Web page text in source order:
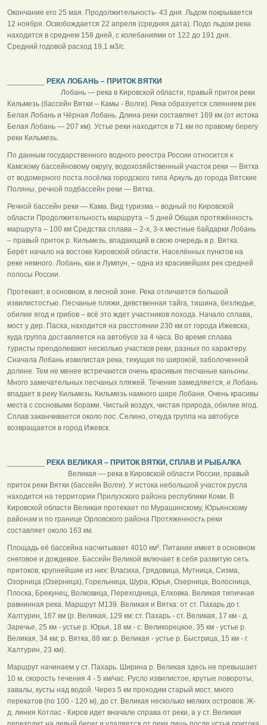
Окончание его 25 мая. Продолжительность- 43 дня. Льдом покрывается
12 ноября. Освобождается 22 апреля (средняя дата). Подо льдом река
находится в среднем 158 дней, с колебаниями от 122 до 191 дня.
Средний годовой расход 19,1 м3/с.
РЕКА ЛОБАНЬ – ПРИТОК ВЯТКИ
Лобань — река в Кировской области, правый приток реки
Кильмезь (бассейн Вятки – Камы - Волги). Река образуется слиянием рек
Белая Лобань и Чёрная Лобань. Длина реки составляет 169 км (от истока
Белая Лобань — 207 км). Устье реки находится в 71 км по правому берегу
реки Кильмезь.
По данным государственного водного реестра России относится к
Камскому бассейновому округу, водохозяйственный участок реки — Вятка
от водомерного поста посёлка городского типа Аркуль до города Вятские
Поляны, речной подбассейн реки — Вятка.
Речной бассейн реки — Кама. Вид туризма – водный по Кировской
области Продолжительность маршрута – 5 дней Общая протяжённость
маршрута – 100 км Средства сплава – 2-х, 3-х местные байдарки Лобань
– правый приток р. Кильмезь, впадающий в свою очередь в р. Вятка.
Берёт начало на востоке Кировской области. Населённых пунктов на
реке немного. Лобань, как и Лумпун, – одна из красивейших рек средней
полосы России.
Протекает, в основном, в лесной зоне. Река отличается большой
извилистостью. Песчаные пляжи, девственная тайга, тишина, безлюдье,
обилие ягод и грибов – всё это ждет участников похода. Начало сплава,
мост у дер. Пасха, находится на расстоянии 230 км от города Ижевска,
куда группа доставляется на автобусе за 4 часа. Во время сплава
туристы преодолевают несколько участков реки, разных по характеру.
Сначала Лобань извилистая река, текущая по широкой, заболоченной
долине. Тем не менее встречаются очень красивые песчаные каньоны.
Много замечательных песчаных пляжей. Течение замедляется, и Лобань
впадает в реку Кильмезь. Кильмезь намного шире Лобани. Очень красивы
места с сосновыми борами. Чистый воздух, чистая природа, обилие ягод.
Сплав заканчивается около пос. Селино, откуда группа на автобусе
возвращается в город Ижевск.
РЕКА ВЕЛИКАЯ – ПРИТОК ВЯТКИ, СПЛАВ И РЫБАЛКА
Великая — река в Кировской области России, правый
приток реки Вятки (бассейн Волги). У истока небольшой участок русла
находится на территории Прилузского района республики Коми. В
Кировской области Великая протекает по Мурашинскому, Юрьянскому
районам и по границе Орловского района Протяженность реки
составляет около 163 км.
Площадь её бассейна насчитывает 4010 км². Питание имеет в основном
снеговое и дождевое. Бассейн Великой включает в себя развитую сеть
притоков, крупнейшие из них: Власиха, Грядовица, Мутница, Сизма,
Озорница (Озерница), Горельница, Шура, Юрья, Озерница, Волосница,
Плоска, Брекунец, Волковица, Переходница, Елховка. Великая типичная
равнинная река. Маршрут М139. Великая и Вятка: от ст. Пахарь до г.
Халтурин, 167 км (р. Великая, 129 км: ст. Пахарь - ст. Великая, 17 км - д.
Заречье, 25 км - устье р. Юрья, 18 км - с. Великорецкое, 35 км - устье р.
Великая, 34 км; р. Вятка, 88 км: р. Великая - устье р. Быстрица, 15 км - г.
Халтурин, 23 км).
Маршрут начинаем у ст. Пахарь. Ширина р. Великая здесь не превышает
10 м, скорость течения 4 - 5 км/час. Русло извилистое, крутые повороты,
завалы, кусты над водой. Через 5 км проходим старый мост, много
перекатов (по 100 - 120 м), до ст. Великая несколько мелких островов. Ж-
д. линия Котлас - Киров идет вначале справа от реки, а у ст. Великая